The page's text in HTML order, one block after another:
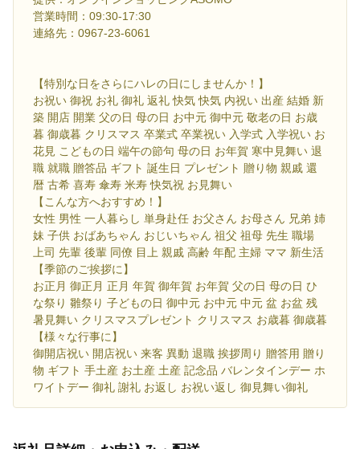
営業時間：09:30-17:30
連絡先：0967-23-6061
【特別な日をさらにハレの日にしませんか！】
お祝い 御祝 お礼 御礼 返礼 快気 快気 内祝い 出産 結婚 新
築 開店 開業 父の日 母の日 お中元 御中元 敬老の日 お歳
暮 御歳暮 クリスマス 卒業式 卒業祝い 入学式 入学祝い お
花見 こどもの日 端午の節句 母の日 お年賀 寒中見舞い 退
職 就職 贈答品 ギフト 誕生日 プレゼント 贈り物 親戚 還
暦 古希 喜寿 傘寿 米寿 快気祝 お見舞い
【こんな方へおすすめ！】
女性 男性 一人暮らし 単身赴任 お父さん お母さん 兄弟 姉
妹 子供 おばあちゃん おじいちゃん 祖父 祖母 先生 職場
上司 先輩 後輩 同僚 目上 親戚 高齢 年配 主婦 ママ 新生活
【季節のご挨拶に】
お正月 御正月 正月 年賀 御年賀 お年賀 父の日 母の日 ひ
な祭り 雛祭り 子どもの日 御中元 お中元 中元 盆 お盆 残
暑見舞い クリスマスプレゼント クリスマス お歳暮 御歳暮
【様々な行事に】
御開店祝い 開店祝い 来客 異動 退職 挨拶周り 贈答用 贈り
物 ギフト 手土産 お土産 土産 記念品 バレンタインデー ホ
ワイトデー 御礼 謝礼 お返し お祝い返し 御見舞い御礼